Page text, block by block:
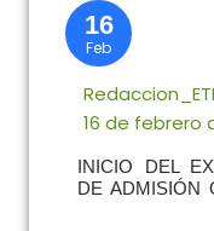
16
Feb
16 de febrero
INICIO DEL
DE ADMISIÓN